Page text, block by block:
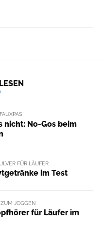
nicht: No-Gos beim
FÜR LÄUFER
im Test
JOGGEN
für Läufer im